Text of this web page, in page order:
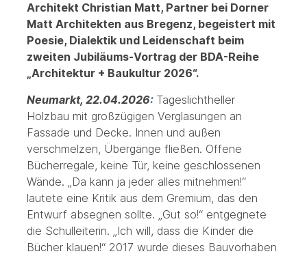
Architekt Christian Matt, Partner bei Dorner
Matt Architekten aus Bregenz, begeistert mit
Poesie, Dialektik und Leidenschaft beim
zweiten Jubiläums-Vortrag der BDA-Reihe
„Architektur + Baukultur 2026“.
Neumarkt, 22.04.2026: Tageslichtheller
Holzbau mit großzügigen Verglasungen an
Fassade und Decke. Innen und außen
verschmelzen, Übergänge fließen. Offene
Bücherregale, keine Tür, keine geschlossenen
Wände. „Da kann ja jeder alles mitnehmen!“
lautete eine Kritik aus dem Gremium, das den
Entwurf absegnen sollte. „Gut so!“ entgegnete
die Schulleiterin. „Ich will, dass die Kinder die
Bücher klauen!“ 2017 wurde dieses Bauvorhaben